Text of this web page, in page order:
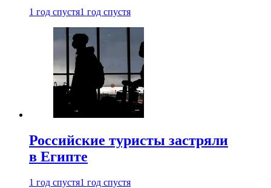
1 год спустя1 год спустя
Российские туристы застряли
в Египте
1 год спустя1 год спустя